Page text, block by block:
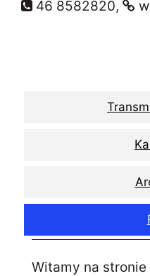
46 8582820,
Witamy na